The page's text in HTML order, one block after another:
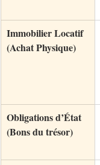
Immobilier Locatif
(Achat Physique)
Obligations d’État
(Bons du trésor)